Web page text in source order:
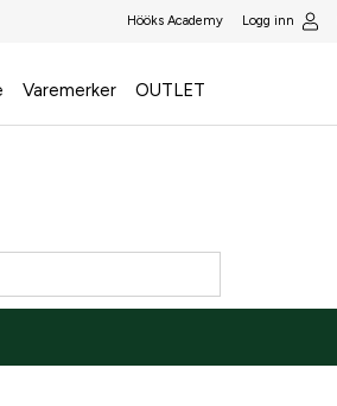
Hööks Academy Logg inn
Varemerker OUTLET